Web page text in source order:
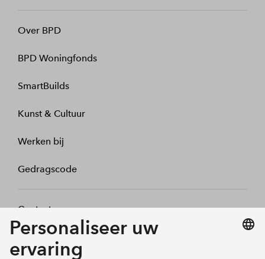
Over BPD
BPD Woningfonds
SmartBuilds
Kunst & Cultuur
Werken bij
Gedragscode
Contact
Mijn profiel